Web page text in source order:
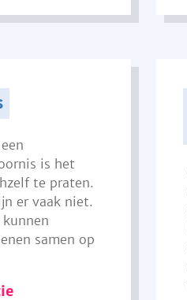
is het
te praten.
er vaak niet.
samen op